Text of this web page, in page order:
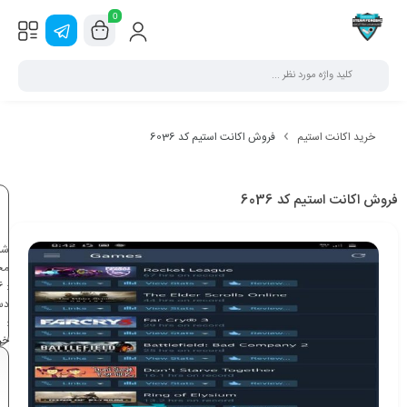
0
خرید اکانت استیم فروش اکانت استیم کد 6036
فروش اکانت استیم کد 6036
:
: